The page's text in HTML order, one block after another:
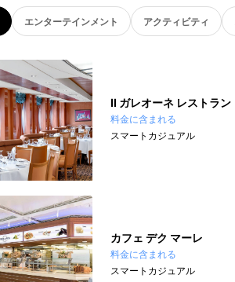
エンターテインメント アクティビティ
II ガレオーネ レストラン
料金に含まれる
スマートカジュアル
カフェ デク マーレ
料金に含まれる
スマートカジュアル